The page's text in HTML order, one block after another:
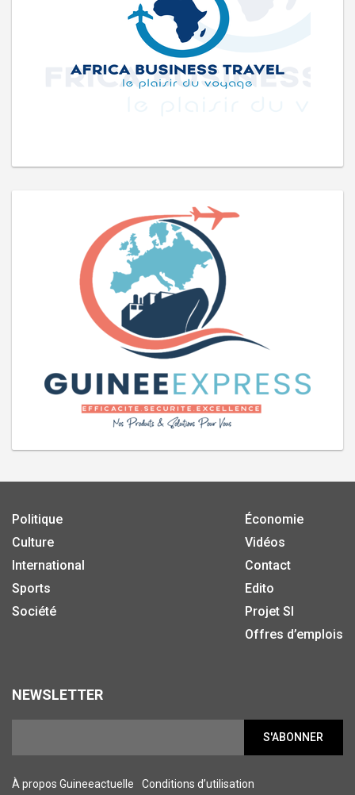
Politique
Culture
International
Sports
Société
Économie
Vidéos
Contact
Edito
Projet SI
Offres d’emplois
NEWSLETTER
S'ABONNER
À propos Guineeactuelle Conditions d’utilisation